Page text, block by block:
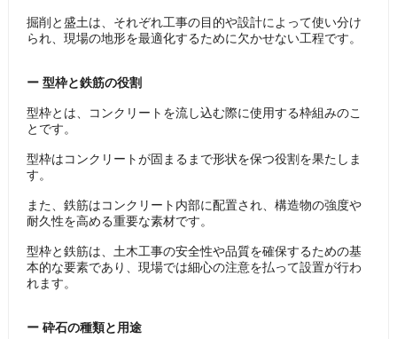
掘削と盛土は、それぞれ工事の目的や設計によって使い分け
られ、現場の地形を最適化するために欠かせない工程です。
ー 型枠と鉄筋の役割
型枠とは、コンクリートを流し込む際に使用する枠組みのこ
とです。
型枠はコンクリートが固まるまで形状を保つ役割を果たしま
す。
また、鉄筋はコンクリート内部に配置され、構造物の強度や
耐久性を高める重要な素材です。
型枠と鉄筋は、土木工事の安全性や品質を確保するための基
本的な要素であり、現場では細心の注意を払って設置が行わ
れます。
ー 砕石の種類と用途